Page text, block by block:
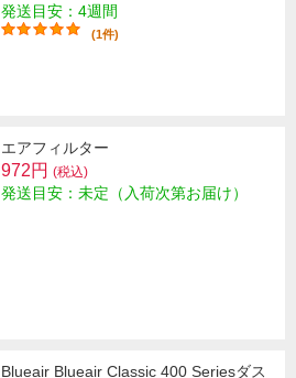
発送目安：4週間
(1件)
エアフィルター
972円 (税込)
発送目安：未定（入荷次第お届け）
Blueair Blueair Classic 400 Seriesダス